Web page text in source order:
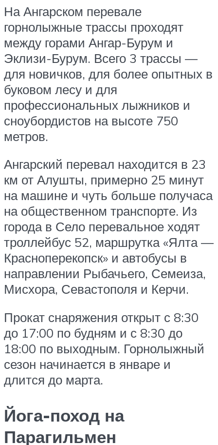
На Ангарском перевале
горнолыжные трассы проходят
между горами Ангар-Бурум и
Эклизи-Бурум. Всего 3 трассы —
для новичков, для более опытных в
буковом лесу и для
профессиональных лыжников и
сноубордистов на высоте 750
метров.
Ангарский перевал находится в 23
км от Алушты, примерно 25 минут
на машине и чуть больше получаса
на общественном транспорте. Из
города в Село перевальное ходят
троллейбус 52, маршрутка «Ялта —
Красноперекопск» и автобусы в
направлении Рыбачьего, Семеиза,
Мисхора, Севастополя и Керчи.
Прокат снаряжения открыт с 8:30
до 17:00 по будням и с 8:30 до
18:00 по выходным. Горнолыжный
сезон начинается в январе и
длится до марта.
Йога-поход на
Парагильмен